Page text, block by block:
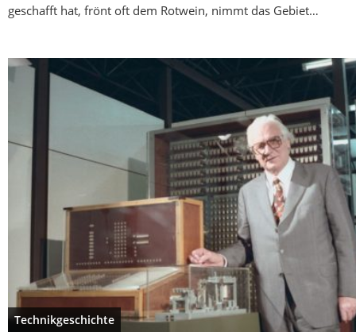
geschafft hat, frönt oft dem Rotwein, nimmt das Gebiet…
Technikgeschichte